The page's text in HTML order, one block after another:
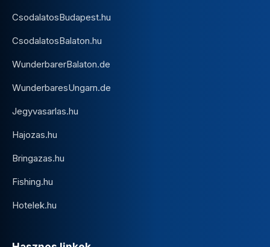
CsodalatosBudapest.hu
CsodalatosBalaton.hu
WunderbarerBalaton.de
WunderbaresUngarn.de
Jegyvasarlas.hu
Hajozas.hu
Bringazas.hu
Fishing.hu
Hotelek.hu